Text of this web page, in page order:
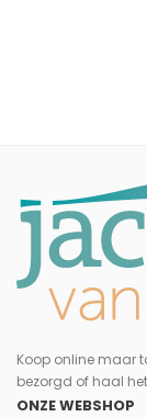
Koop online maar
bezorgd of haal
ONZE WEBSHOP